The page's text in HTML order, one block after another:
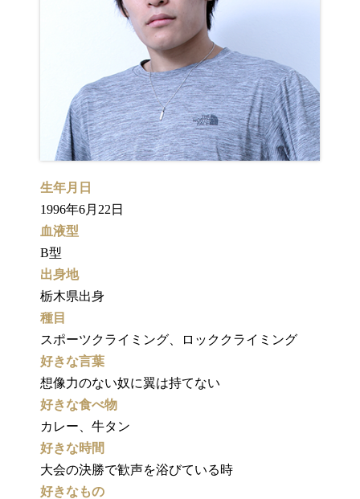
生年月日
1996年6月22日
血液型
B型
出身地
栃木県出身
種目
スポーツクライミング、ロッククライミング
好きな言葉
想像力のない奴に翼は持てない
好きな食べ物
カレー、牛タン
好きな時間
大会の決勝で歓声を浴びている時
好きなもの